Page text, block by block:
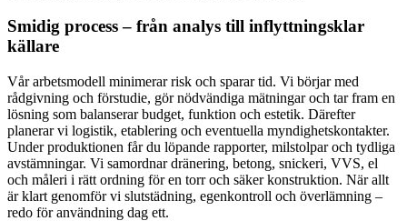
Smidig process – från analys till inflyttningsklar
källare
Vår arbetsmodell minimerar risk och sparar tid. Vi börjar med
rådgivning och förstudie, gör nödvändiga mätningar och tar fram en
lösning som balanserar budget, funktion och estetik. Därefter
planerar vi logistik, etablering och eventuella myndighetskontakter.
Under produktionen får du löpande rapporter, milstolpar och tydliga
avstämningar. Vi samordnar dränering, betong, snickeri, VVS, el
och måleri i rätt ordning för en torr och säker konstruktion. När allt
är klart genomför vi slutstädning, egenkontroll och överlämning –
redo för användning dag ett.